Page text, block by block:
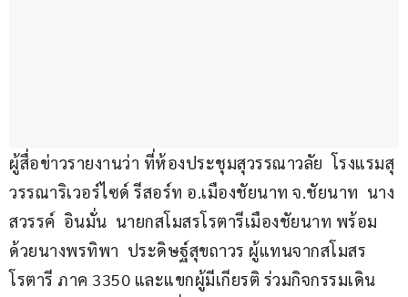
ผู้สื่อข่าวรายงานว่า ที่ห้องประชุมสุวรรณาวลัย  โรงแรมสุ
วรรณาริเวอร์ไซด์ รีสอร์ท อ.เมืองชัยนาท จ.ชัยนาท  นาง
สวรรค์  อินมั่น  นายกสโมสรโรตารีเมืองชัยนาท พร้อม
ด้วยนางพรทิพา  ประดิษฐ์สุขถาวร ผู้แทนจากสโมสร
โรตารี ภาค 3350 และแขกผู้มีเกียรติ ร่วมกิจกรรมเดิน